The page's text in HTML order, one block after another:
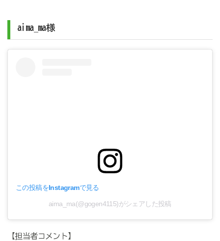
aima_ma様
この投稿をInstagramで見る
aima_ma(@gogen4115)がシェアした投稿
【担当者コメント】